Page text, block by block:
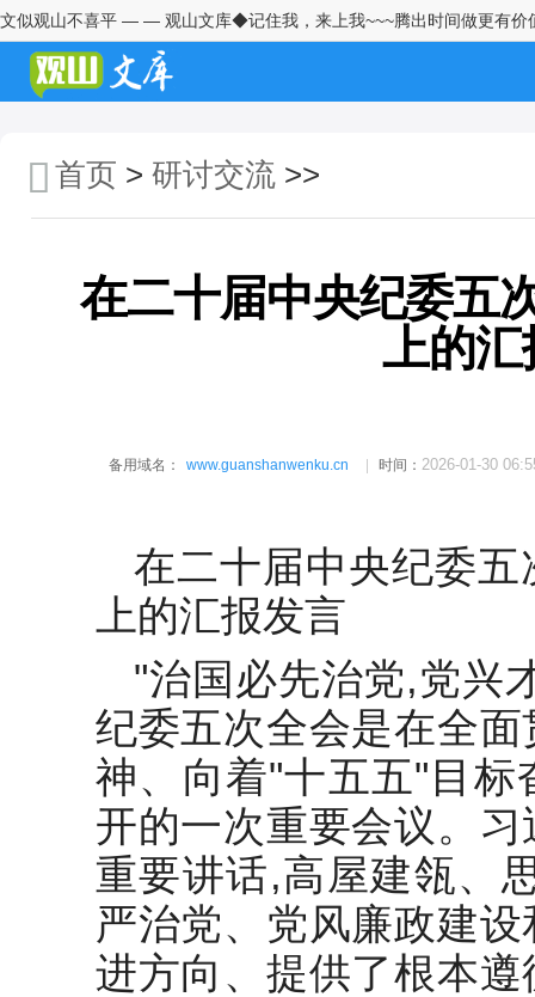
文似观山不喜平 — — 观山文库◆记住我，来上我~~~腾出时间做更有价
首页 > 研讨交流 >>
在二十届中央纪委五
上的汇
备用域名： www.guanshanwenku.cn 时间： 2026-01-30
在二十届中央纪委
上的汇报发言
"治国必先治党,党兴
纪委五次全会是在全
神、向着"十五五"目标
开的一次重要会议。
重要讲话,高屋建瓴、
严治党、党风廉政建
进方向、提供了根本
学习2026年中央一号文件精神心
得体会2
深学细悟强担当实干笃行建新功
——学习习近平总书记两会重要
村党支部书记赴某村跟班学习心
会上的汇报发言
在科技局党组理论学习中心组政
党委（党组）理论学习中心组专
题学习党的二十届三中全会精神
发言提纲
在理论中心组上关于《建设更高
水平的平安中国》学习交流材料
关于企业意识形态及政治安全的
研讨发言
研讨发言：读《论共产党员的修
养》强党性